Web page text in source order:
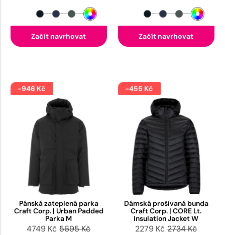
Začít navrhovat Začít navrhovat
-946 Kč
Pánská zateplená parka
Craft Corp. | Urban Padded
Parka M
4749 Kč 5695 Kč
-455 Kč
Dámská prošívaná bunda
Craft Corp. | CORE Lt.
Insulation Jacket W
2279 Kč 2734 Kč